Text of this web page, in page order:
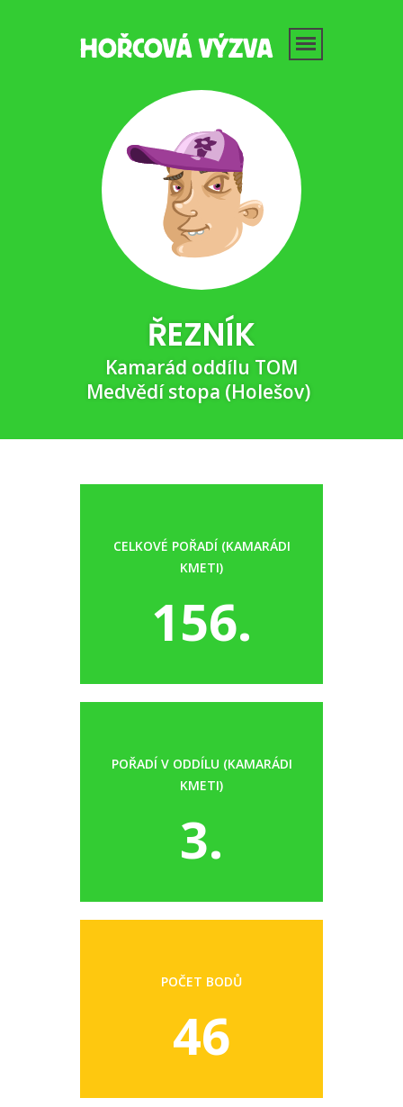
ŘEZNÍK
Kamarád oddílu TOM
Medvědí stopa (Holešov)
CELKOVÉ POŘADÍ (KAMARÁDI
KMETI)
156.
POŘADÍ V ODDÍLU (KAMARÁDI
KMETI)
3.
POČET BODŮ
46